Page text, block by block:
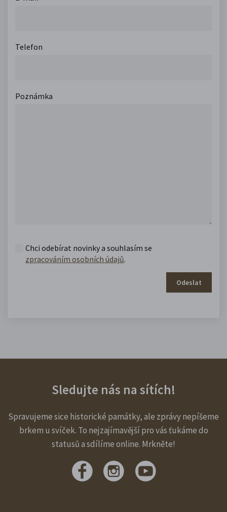
Telefon
Poznámka
Chci odebírat novinky a souhlasím se
zpracováním osobních údajů.
Odeslat
Sledujte nás na sítích!
Spravujeme sice historické památky, ale zprávy nepíšeme
brkem u svíček. To nejzajímavější pro vás ťukáme do
statusů a sdílíme online. Mrkněte!